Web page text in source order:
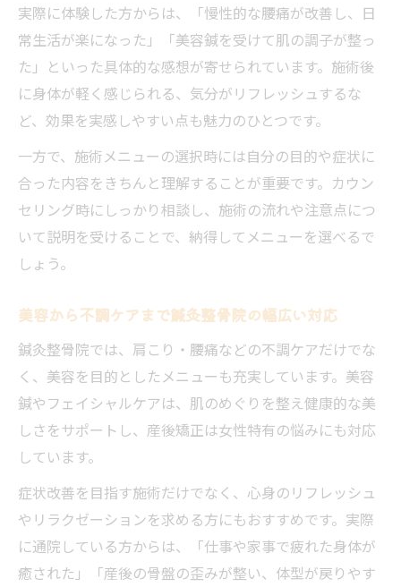
実際に体験した方からは、「慢性的な腰痛が改善し、日
常生活が楽になった」「美容鍼を受けて肌の調子が整っ
た」といった具体的な感想が寄せられています。施術後
に身体が軽く感じられる、気分がリフレッシュするな
ど、効果を実感しやすい点も魅力のひとつです。
一方で、施術メニューの選択時には自分の目的や症状に
合った内容をきちんと理解することが重要です。カウン
セリング時にしっかり相談し、施術の流れや注意点につ
いて説明を受けることで、納得してメニューを選べるで
しょう。
美容から不調ケアまで鍼灸整骨院の幅広い対応
鍼灸整骨院では、肩こり・腰痛などの不調ケアだけでな
く、美容を目的としたメニューも充実しています。美容
鍼やフェイシャルケアは、肌のめぐりを整え健康的な美
しさをサポートし、産後矯正は女性特有の悩みにも対応
しています。
症状改善を目指す施術だけでなく、心身のリフレッシュ
やリラクゼーションを求める方にもおすすめです。実際
に通院している方からは、「仕事や家事で疲れた身体が
癒された」「産後の骨盤の歪みが整い、体型が戻りやす